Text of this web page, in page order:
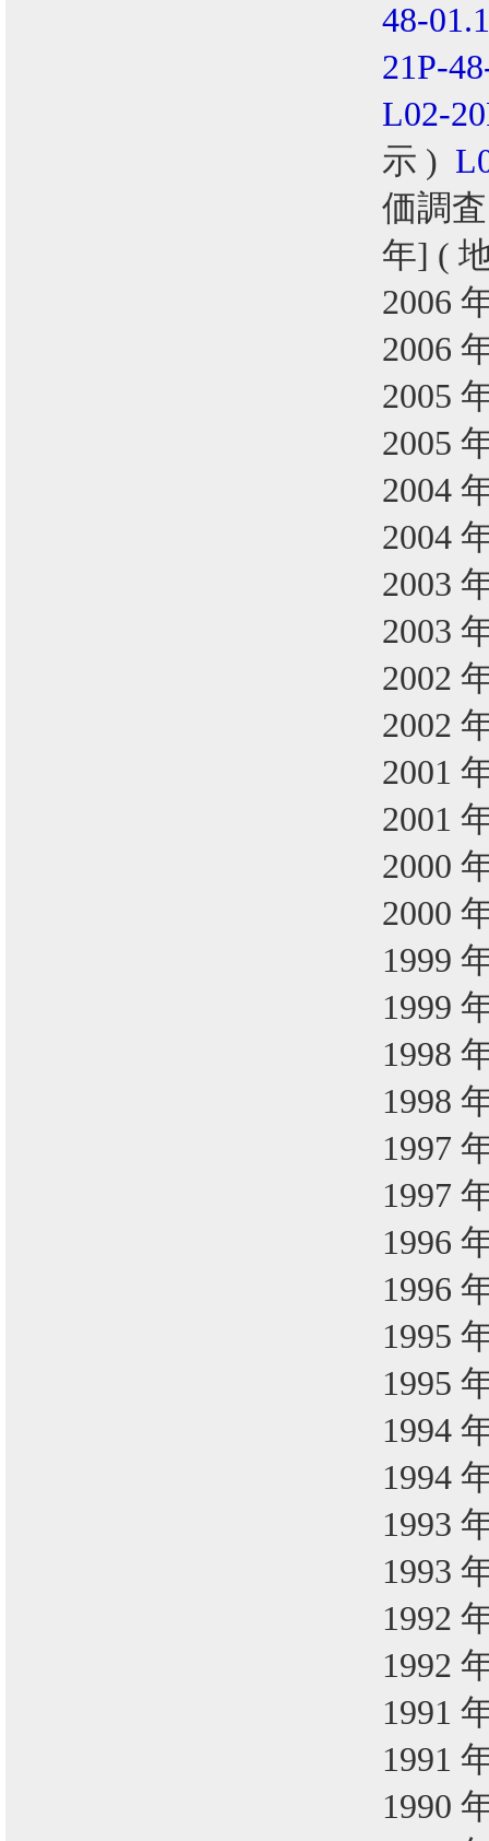
48-
21P-
L02-
示 )
価調
年] (
2006
2006
2005
2005
2004
2004
2003
2003
2002
2002
2001
2001
2000
2000
1999
1999
1998
1998
1997
1997
1996
1996
1995
1995
1994
1994
1993
1993
1992
1992
1991
1991
1990